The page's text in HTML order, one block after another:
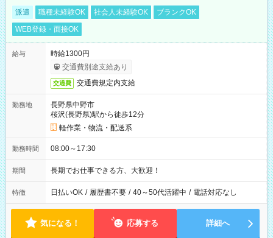
派遣 職種未経験OK 社会人未経験OK
ブランクOK
WEB登録・面接OK
給与
時給1300円
交通費別途支給あり
交通費 交通費規定内支給
勤務地
長野県中野市
桜沢(長野県)駅から徒歩12分
軽作業・物流・配送系
勤務時間 08:00～17:30
期間 長期でお仕事できる方、大歓迎！
特徴 日払いOK / 履歴書不要 / 40～50代活躍中 / 電話対応なし
気になる！ 応募する 詳細へ